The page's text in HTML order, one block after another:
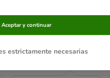
estrictamente necesarias
Aceptar y continuar